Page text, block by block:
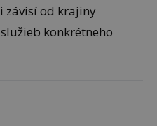
závisí od krajiny
konkrétneho